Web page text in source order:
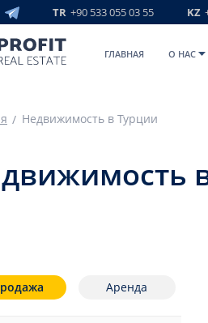
TR +90 533 055 03 55 KZ
ГЛАВНАЯ O НАС
Недвижимость в Турции
Аренда